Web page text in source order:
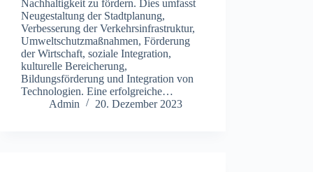
Nachhaltigkeit zu fördern. Dies umfasst
Neugestaltung der Stadtplanung,
Verbesserung der Verkehrsinfrastruktur,
Umweltschutzmaßnahmen, Förderung
der Wirtschaft, soziale Integration,
kulturelle Bereicherung,
Bildungsförderung und Integration von
Technologien. Eine erfolgreiche…
Admin
20. Dezember 2023